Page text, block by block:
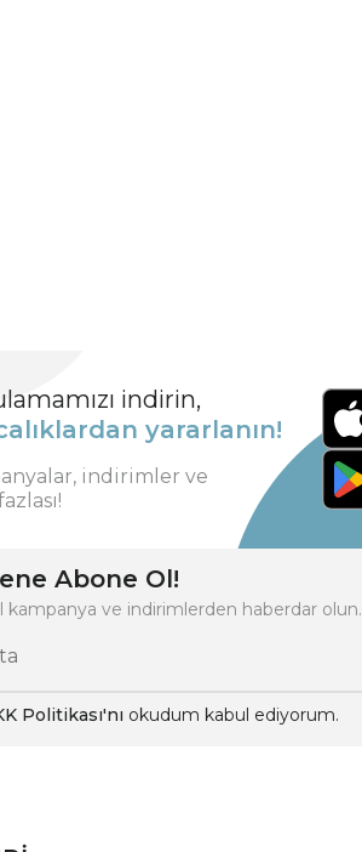
indirin,
yararlanın!
indirimler ve
Abone Ol!
kampanya ve indirimlerden haberdar olun.
Politikası'nı okudum kabul ediyorum.